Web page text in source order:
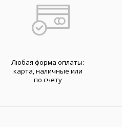
Любая форма оплаты:
карта, наличные или
по счету